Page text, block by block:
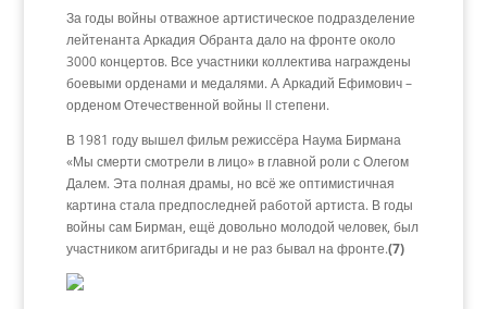
За годы войны отважное артистическое подразделение
лейтенанта Аркадия Обранта дало на фронте около
3000 концертов. Все участники коллектива награждены
боевыми орденами и медалями. А Аркадий Ефимович –
орденом Отечественной войны II степени.
В 1981 году вышел фильм режиссёра Наума Бирмана
«Мы смерти смотрели в лицо» в главной роли с Олегом
Далем. Эта полная драмы, но всё же оптимистичная
картина стала предпоследней работой артиста. В годы
войны сам Бирман, ещё довольно молодой человек, был
участником агитбригады и не раз бывал на фронте.(7)